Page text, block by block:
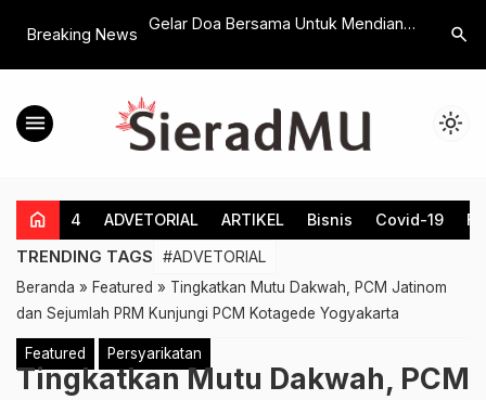
Breaking News
Pentas Santri
Gelar Doa Bersama Untuk Mendiang
Hariyanto Santuni Anak Yatim dan
Duafa
PCMsearch
menu light_mode
home 4 ADVETORIAL ARTIKEL Bisnis Covid-19
TRENDING TAGS #ADVETORIAL
Beranda » Featured » Tingkatkan Mutu Dakwah, PCM Jatinom
dan Sejumlah PRM Kunjungi PCM Kotagede Yogyakarta
Featured Persyarikatan
Tingkatkan Mutu Dakwah, PCM